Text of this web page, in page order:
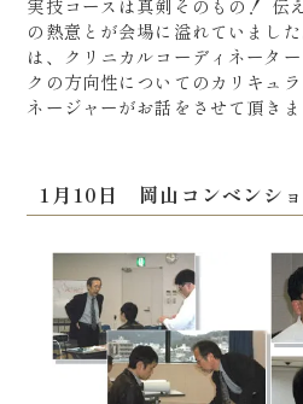
実技コースは真剣そのもの！ 伝
の熱意とが会場に溢れていまし
は、クリニカルコーディネータ
クの方向性についてのカリキュ
ネージャーがお話をさせて頂きま
1月10日 岡山コンベンシ